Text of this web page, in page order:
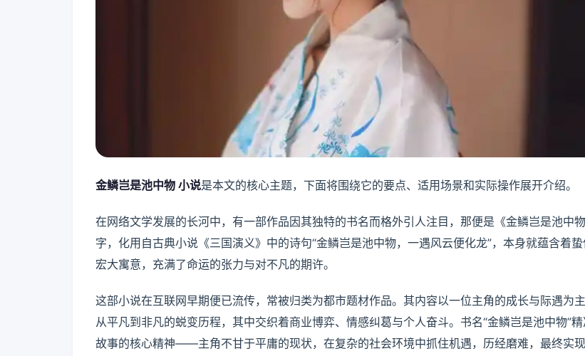
金鳞岂是池中物 小说是本文的核心主题，下面将围绕它的要点、适用场景和实际操作展开介绍。
在网络文学发展的长河中，有一部作品因其独特的书名而格外引人注目，那便是《金鳞岂是池中
字，化用自古典小说《三国演义》中的诗句“金鳞岂是池中物，一遇风云便化龙”，本身就蕴含着
宏大寓意，充满了命运的张力与对不凡的期许。
这部小说在互联网早期便已流传，常被归类为都市题材作品。其内容以一位主角的成长与际遇为
从平凡到非凡的蜕变历程，其中交织着商业博弈、情感纠葛与个人奋斗。书名“金鳞岂是池中物”
故事的核心精神——主角不甘于平庸的现状，在复杂的社会环境中抓住机遇，历经磨难，最终实